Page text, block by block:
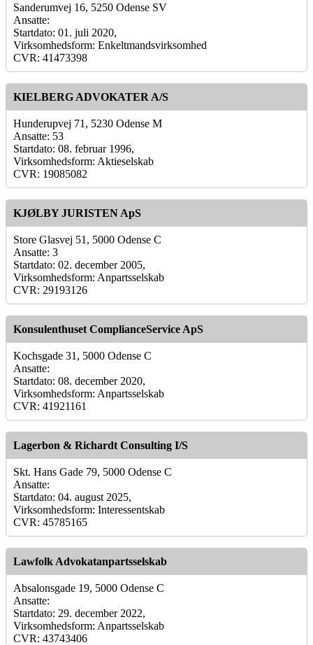
Sanderumvej 16, 5250 Odense SV
Ansatte:
Startdato: 01. juli 2020,
Virksomhedsform: Enkeltmandsvirksomhed
CVR: 41473398
KIELBERG ADVOKATER A/S
Hunderupvej 71, 5230 Odense M
Ansatte: 53
Startdato: 08. februar 1996,
Virksomhedsform: Aktieselskab
CVR: 19085082
KJØLBY JURISTEN ApS
Store Glasvej 51, 5000 Odense C
Ansatte: 3
Startdato: 02. december 2005,
Virksomhedsform: Anpartsselskab
CVR: 29193126
Konsulenthuset ComplianceService ApS
Kochsgade 31, 5000 Odense C
Ansatte:
Startdato: 08. december 2020,
Virksomhedsform: Anpartsselskab
CVR: 41921161
Lagerbon & Richardt Consulting I/S
Skt. Hans Gade 79, 5000 Odense C
Ansatte:
Startdato: 04. august 2025,
Virksomhedsform: Interessentskab
CVR: 45785165
Lawfolk Advokatanpartsselskab
Absalonsgade 19, 5000 Odense C
Ansatte:
Startdato: 29. december 2022,
Virksomhedsform: Anpartsselskab
CVR: 43743406